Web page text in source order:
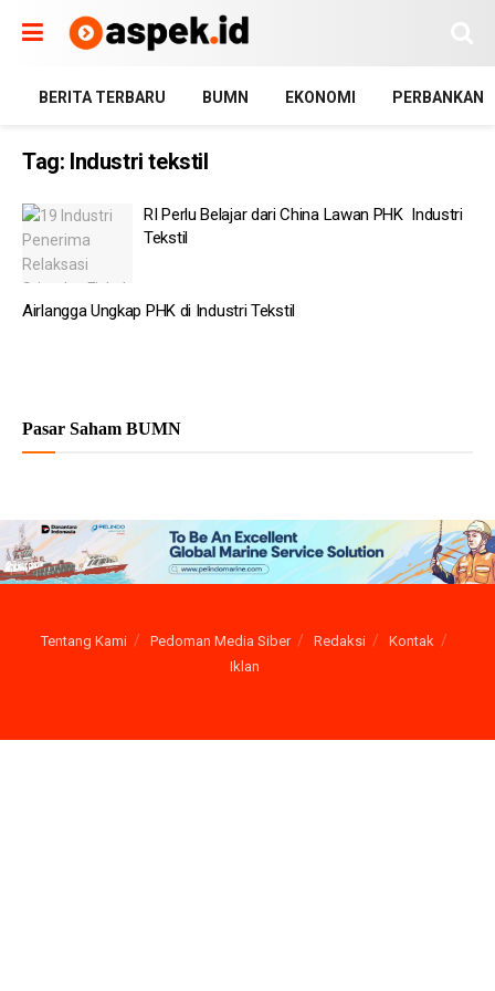
BERITA TERBARU BUMN EKONOMI PERBANKAN
Tag: Industri tekstil
RI Perlu Belajar dari China Lawan PHK Industri
Tekstil
Airlangga Ungkap PHK di Industri Tekstil
Pasar Saham BUMN
Tentang Kami Pedoman Media Siber Redaksi
Kontak
Iklan